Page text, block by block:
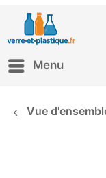
Menu
Vue